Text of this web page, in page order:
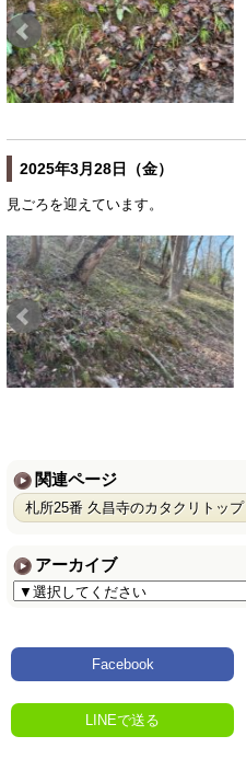
2025年3月28日（金）
見ごろを迎えています。
関連ページ
札所25番 久昌寺のカタクリトップ
アーカイブ
Facebook
LINEで送る